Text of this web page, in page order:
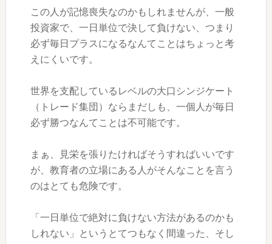
この人が記憶喪失なのかもしれませんが、一般
投資家で、一日単位で決して負けない、つまり
必ず毎日プラスになるなんてことはちょっと考
えにくいです。
世界を支配しているレベルの大口シンジケート
（トレード集団）ならまだしも、一個人が毎日
必ず勝つなんてことは不可能です。
まぁ、見栄を張りたければそうすればいいです
が、教育者の立場にある人がそんなことを言う
のはとても危険です。
「一日単位で絶対に負けない方法があるのかも
しれない」というとてつもなく間違った、そし